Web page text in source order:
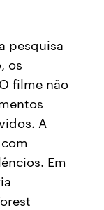
pesquisa
os
filme não
A
Em